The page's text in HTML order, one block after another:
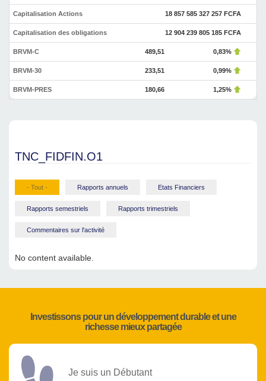
Capitalisation Actions 18 857 585 327 257 FCFA
Capitalisation des obligations 12 904 239 805 185 FCFA
BRVM-C 489,51 0,83%
BRVM-30 233,51 0,99%
BRVM-PRES 180,66 1,25%
TNC_FIDFIN.O1
- Tout - Rapports annuels Etats Financiers
Rapports semestriels Rapports trimestriels
Commentaires sur l'activité
No content available.
Investissons pour un développement durable et une
richesse mieux partagée
Je suis un Débutant